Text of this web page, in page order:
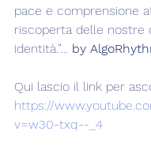
pace e comprensione
riscoperta delle nostre
identità.”... by
Qui lascio il link per
https://
v=w30-txq--_4